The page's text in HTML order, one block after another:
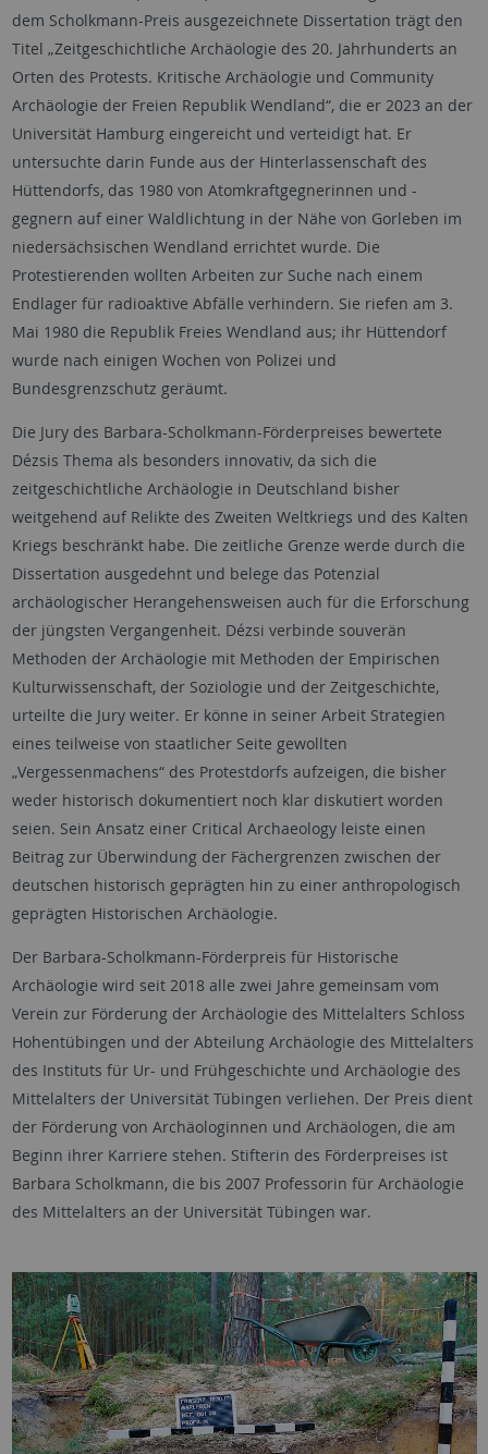
dem Scholkmann-Preis ausgezeichnete Dissertation trägt den
Titel „Zeitgeschichtliche Archäologie des 20. Jahrhunderts an
Orten des Protests. Kritische Archäologie und Community
Archäologie der Freien Republik Wendland“, die er 2023 an der
Universität Hamburg eingereicht und verteidigt hat. Er
untersuchte darin Funde aus der Hinterlassenschaft des
Hüttendorfs, das 1980 von Atomkraftgegnerinnen und -
gegnern auf einer Waldlichtung in der Nähe von Gorleben im
niedersächsischen Wendland errichtet wurde. Die
Protestierenden wollten Arbeiten zur Suche nach einem
Endlager für radioaktive Abfälle verhindern. Sie riefen am 3.
Mai 1980 die Republik Freies Wendland aus; ihr Hüttendorf
wurde nach einigen Wochen von Polizei und
Bundesgrenzschutz geräumt.
Die Jury des Barbara-Scholkmann-Förderpreises bewertete
Dézsis Thema als besonders innovativ, da sich die
zeitgeschichtliche Archäologie in Deutschland bisher
weitgehend auf Relikte des Zweiten Weltkriegs und des Kalten
Kriegs beschränkt habe. Die zeitliche Grenze werde durch die
Dissertation ausgedehnt und belege das Potenzial
archäologischer Herangehensweisen auch für die Erforschung
der jüngsten Vergangenheit. Dézsi verbinde souverän
Methoden der Archäologie mit Methoden der Empirischen
Kulturwissenschaft, der Soziologie und der Zeitgeschichte,
urteilte die Jury weiter. Er könne in seiner Arbeit Strategien
eines teilweise von staatlicher Seite gewollten
„Vergessenmachens“ des Protestdorfs aufzeigen, die bisher
weder historisch dokumentiert noch klar diskutiert worden
seien. Sein Ansatz einer Critical Archaeology leiste einen
Beitrag zur Überwindung der Fächergrenzen zwischen der
deutschen historisch geprägten hin zu einer anthropologisch
geprägten Historischen Archäologie.
Der Barbara-Scholkmann-Förderpreis für Historische
Archäologie wird seit 2018 alle zwei Jahre gemeinsam vom
Verein zur Förderung der Archäologie des Mittelalters Schloss
Hohentübingen und der Abteilung Archäologie des Mittelalters
des Instituts für Ur- und Frühgeschichte und Archäologie des
Mittelalters der Universität Tübingen verliehen. Der Preis dient
der Förderung von Archäologinnen und Archäologen, die am
Beginn ihrer Karriere stehen. Stifterin des Förderpreises ist
Barbara Scholkmann, die bis 2007 Professorin für Archäologie
des Mittelalters an der Universität Tübingen war.